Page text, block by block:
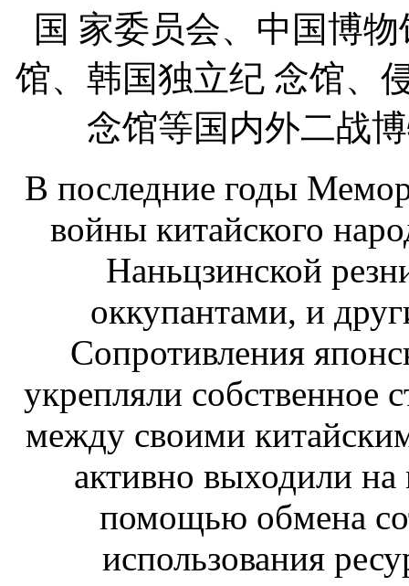
国 家委员会、中国博
馆、韩国独立纪 念馆、
念馆等国内外二战
В последние годы
войны китайского
Наньцзинской
оккупантами, и
Сопротивления
укрепляли собственное
между своими
активно выходили
помощью обмена
использования